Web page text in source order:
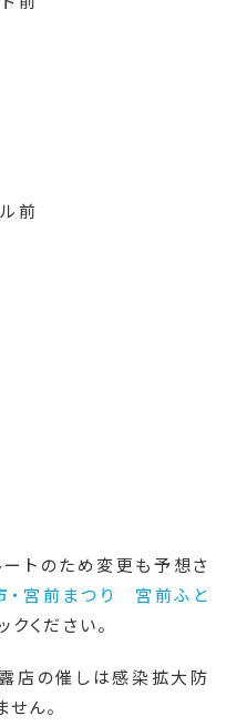
前
トのため変更も予想さ
・宮前まつり 宮前ふと
クください。
店の催しは感染拡大防
ん。